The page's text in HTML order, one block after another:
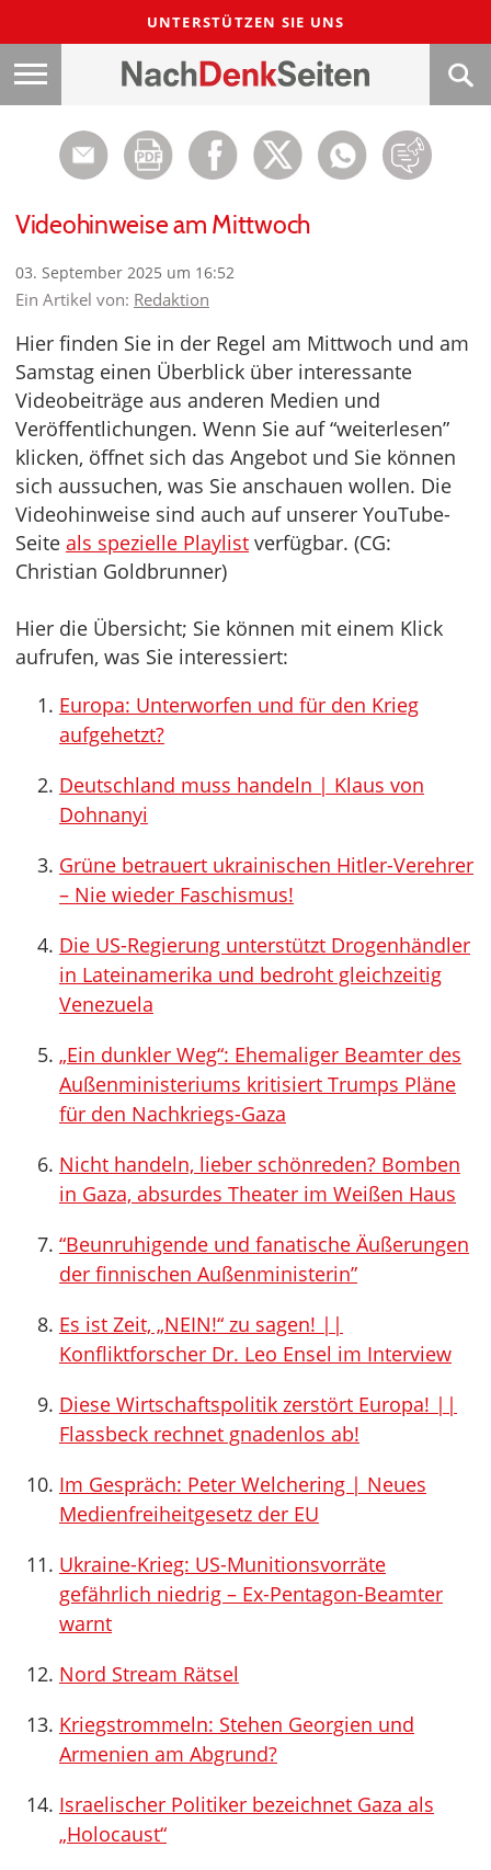
UNTERSTÜTZEN SIE UNS
Videohinweise am Mittwoch
03. September 2025 um 16:52
Ein Artikel von: Redaktion
Hier finden Sie in der Regel am Mittwoch und am
Samstag einen Überblick über interessante
Videobeiträge aus anderen Medien und
Veröffentlichungen. Wenn Sie auf “weiterlesen”
klicken, öffnet sich das Angebot und Sie können
sich aussuchen, was Sie anschauen wollen. Die
Videohinweise sind auch auf unserer YouTube-
Seite als spezielle Playlist verfügbar. (CG:
Christian Goldbrunner)
Hier die Übersicht; Sie können mit einem Klick
aufrufen, was Sie interessiert:
Europa: Unterworfen und für den Krieg
aufgehetzt?
Deutschland muss handeln | Klaus von
Dohnanyi
Grüne betrauert ukrainischen Hitler-Verehrer
– Nie wieder Faschismus!
Die US-Regierung unterstützt Drogenhändler
in Lateinamerika und bedroht gleichzeitig
Venezuela
„Ein dunkler Weg“: Ehemaliger Beamter des
Außenministeriums kritisiert Trumps Pläne
für den Nachkriegs-Gaza
Nicht handeln, lieber schönreden? Bomben
in Gaza, absurdes Theater im Weißen Haus
“Beunruhigende und fanatische Äußerungen
der finnischen Außenministerin”
Es ist Zeit, „NEIN!“ zu sagen! ||
Konfliktforscher Dr. Leo Ensel im Interview
Diese Wirtschaftspolitik zerstört Europa! ||
Flassbeck rechnet gnadenlos ab!
Im Gespräch: Peter Welchering | Neues
Medienfreiheitgesetz der EU
Ukraine-Krieg: US-Munitionsvorräte
gefährlich niedrig – Ex-Pentagon-Beamter
warnt
Nord Stream Rätsel
Kriegstrommeln: Stehen Georgien und
Armenien am Abgrund?
Israelischer Politiker bezeichnet Gaza als
„Holocaust“